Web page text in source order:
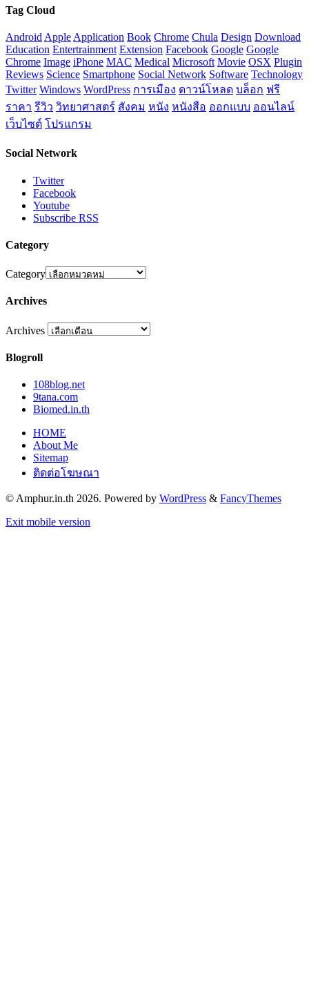
Tag Cloud
Android Apple Application Book Chrome Chula Design Download
Education Entertrainment Extension Facebook Google Google
Chrome Image iPhone MAC Medical Microsoft Movie OSX Plugin
Reviews Science Smartphone Social Network Software Technology
Twitter Windows WordPress การเมือง ดาวน์โหลด บล็อก ฟรี
ราคา รีวิว วิทยาศาสตร์ สังคม หนัง หนังสือ ออกแบบ ออนไลน์
เว็บไซต์ โปรแกรม
Social Network
Twitter
Facebook
Youtube
Subscribe RSS
Category
Category
Archives
Archives
Blogroll
108blog.net
9tana.com
Biomed.in.th
HOME
About Me
Sitemap
ติดต่อโฆษณา
© Amphur.in.th 2026. Powered by WordPress & FancyThemes
Exit mobile version